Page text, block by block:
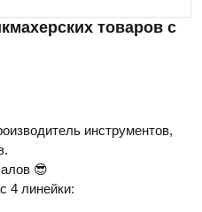
товаров с
инструментов,
😎
4 линейки: